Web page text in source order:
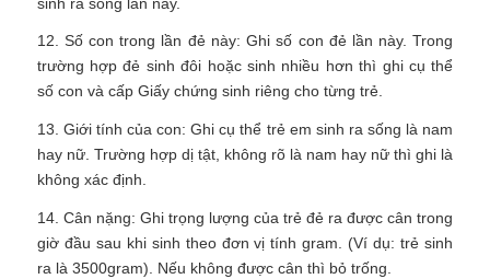
12. Số con trong lần đẻ này: Ghi số con đẻ lần này. Trong
trường hợp đẻ sinh đôi hoặc sinh nhiều hơn thì ghi cụ thể
số con và cấp Giấy chứng sinh riêng cho từng trẻ.
13. Giới tính của con: Ghi cụ thể trẻ em sinh ra sống là nam
hay nữ. Trường hợp dị tật, không rõ là nam hay nữ thì ghi là
không xác định.
14. Cân nặng: Ghi trọng lượng của trẻ đẻ ra được cân trong
giờ đầu sau khi sinh theo đơn vị tính gram. (Ví dụ: trẻ sinh
ra là 3500gram). Nếu không được cân thì bỏ trống.